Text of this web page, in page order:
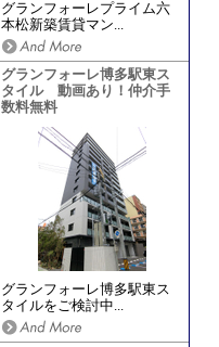
グランフォーレプライム六
本松新築賃貸マン...
グランフォーレ博多駅東ス
タイル 動画あり！仲介手
数料無料
グランフォーレ博多駅東ス
タイルをご検討中...